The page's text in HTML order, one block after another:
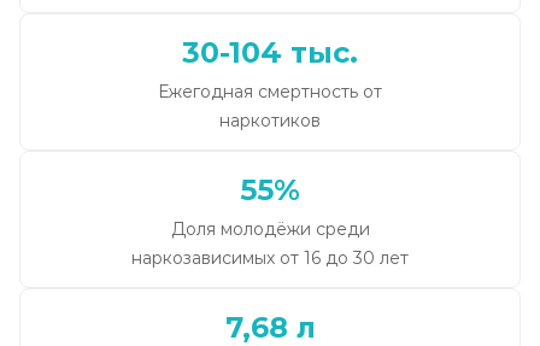
30-104 тыс.
Ежегодная смертность от
наркотиков
55%
Доля молодёжи среди
наркозависимых от 16 до 30 лет
7,68 л